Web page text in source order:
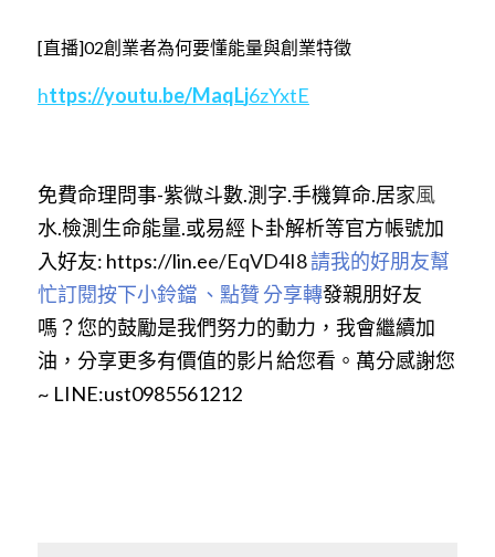
[直播]02創業者為何要懂能量與創業特徵
https://youtu.be/MaqLj6zYxtE
免費命理問事-紫微斗數.測字.手機算命.居家風
水.檢測生命能量.或易經卜卦解析等官方帳號加
入好友: https://lin.ee/EqVD4I8 請我的好朋友幫
忙訂閱按下小鈴鐺 、點贊 分享轉發親朋好友
嗎？您的鼓勵是我們努力的動力，我會繼續加
油，分享更多有價值的影片給您看。萬分感謝您
~ LINE:ust0985561212